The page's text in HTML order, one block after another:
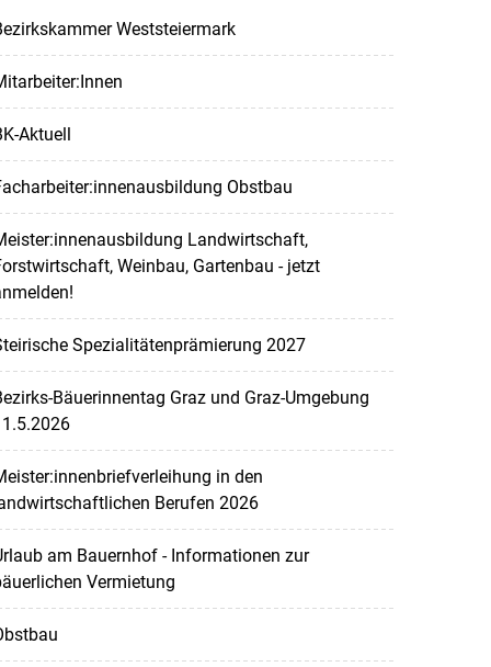
Weststeiermark
Aktuell
Obstbau
Landwirtschaft,
Weinbau, Gartenbau - jetzt
Spezialitätenprämierung 2027
Bäuerinnentag Graz und Graz-Umgebung
in den
Berufen 2026
am Bauernhof - Informationen zur
Vermietung